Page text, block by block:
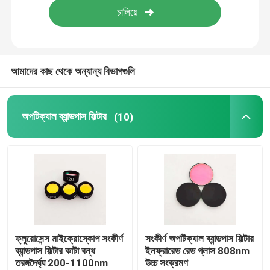
কারখানা ভ্রমণ
মান নিয়ন্ত্রণ
উদ্ধৃতির জন্য আবেদন
অপটিক্যাল ব্যান্ডপাস ফিল্টার
ফ্লুরোসেন্স ব্যান্ডপাস ফিল্টার
আমাদের কাছ থেকে অন্যান্য বিভাগগুলি
অপটিক্যাল ব্যান্ডপাস ফিল্টার (10)
ফ্লুরোসেন্স মাইক্রোস্কোপ সংকীর্ণ
ব্যান্ডপাস ফিল্টার কাটা বন্ধ
তরঙ্গদৈর্ঘ্য 200-1100nm
সংকীর্ণ অপটিক্যাল ব্যান্ডপাস ফিল্টার
ইনফ্রারেড রেড গ্লাস 808nm
উচ্চ সংক্রমণ